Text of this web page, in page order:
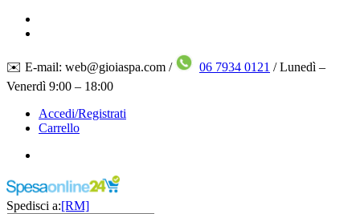
✉️ E-mail: web@gioiaspa.com / 06 7934 0121 / Lunedì –
Venerdì 9:00 – 18:00
Accedi/Registrati
Carrello
Spedisci a:[RM]